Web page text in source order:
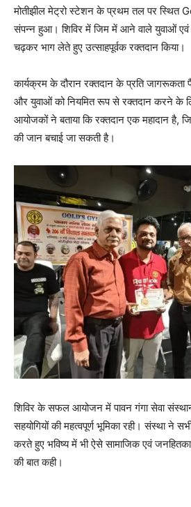
मोतीझील मेट्रो स्टेशन के प्रथम तल पर स्थित
संपन्न हुआ। शिविर में जिम में आने वाले युवाओं एवं
चढ़कर भाग लेते हुए उत्साहपूर्वक रक्तदान किया।
कार्यक्रम के दौरान रक्तदान के प्रति जागरूकता
और युवाओं को नियमित रूप से रक्तदान करने के
आयोजकों ने बताया कि रक्तदान एक महादान
की जान बचाई जा सकती है।
शिविर के सफल आयोजन में पावन गंगा सेवा
सहयोगियों की महत्वपूर्ण भूमिका रही। संस्था ने
करते हुए भविष्य में भी ऐसे सामाजिक एवं
की बात कही।